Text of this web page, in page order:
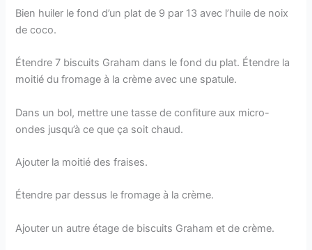
Bien huiler le fond d’un plat de 9 par 13 avec l’huile de noix
de coco.
Étendre 7 biscuits Graham dans le fond du plat. Étendre la
moitié du fromage à la crème avec une spatule.
Dans un bol, mettre une tasse de confiture aux micro-
ondes jusqu’à ce que ça soit chaud.
Ajouter la moitié des fraises.
Étendre par dessus le fromage à la crème.
Ajouter un autre étage de biscuits Graham et de crème.